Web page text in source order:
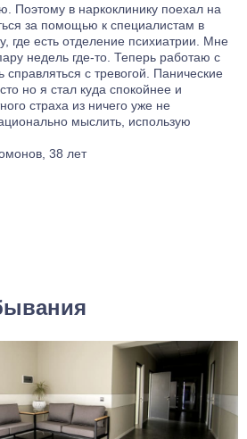
Поэтому в наркоклинику поехал на
за помощью к специалистам в
где есть отделение психиатрии. Мне
недель где-то. Теперь работаю с
справляться с тревогой. Панические
но я стал куда спокойнее и
страха из ничего уже не
мыслить, использую
38 лет